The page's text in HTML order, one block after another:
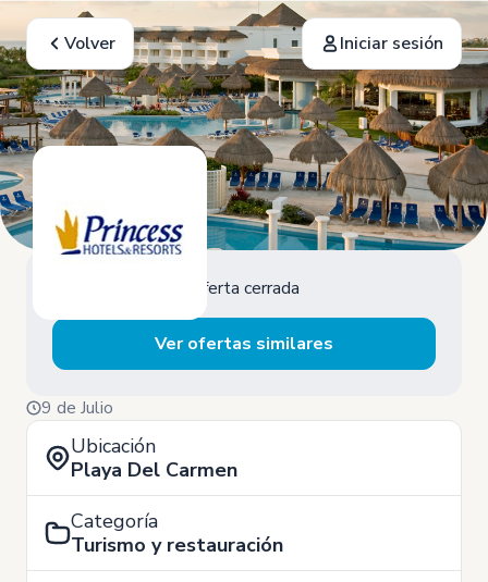
Volver Iniciar sesión
Oferta cerrada
Ver ofertas similares
9 de Julio
Ubicación
Playa Del Carmen
Categoría
Turismo y restauración